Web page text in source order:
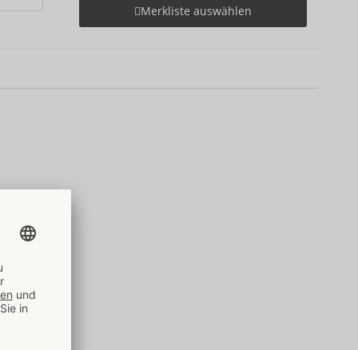
Merkliste auswählen